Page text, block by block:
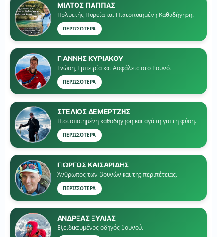
ΜΙΛΤΟΣ ΠΑΠΠΑΣ
Πολυετής Πορεία και Πιστοποιημένη Καθοδήγηση.
ΠΕΡΙΣΣΟΤΕΡΑ
ΓΙΑΝΝΗΣ ΚΥΡΙΑΚΟΥ
Γνώση, Εμπειρία και Ασφάλεια στο Βουνό.
ΠΕΡΙΣΣΟΤΕΡΑ
ΣΤΕΛΙΟΣ ΔΕΜΕΡΤΖΗΣ
Πιστοποιημένη καθοδήγηση και αγάπη για τη φύση.
ΠΕΡΙΣΣΟΤΕΡΑ
ΓΙΏΡΓΟΣ ΚΑΙΣΑΡΙΔΗΣ
Άνθρωπος των βουνών και της περιπέτειας.
ΠΕΡΙΣΣΟΤΕΡΑ
ΑΝΔΡΕΑΣ ΞΥΛΙΑΣ
Εξειδικευμένος οδηγός βουνού.